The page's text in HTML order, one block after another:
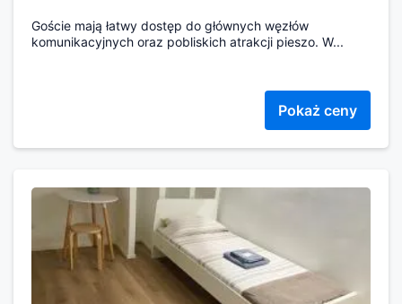
Goście mają łatwy dostęp do głównych węzłów
komunikacyjnych oraz pobliskich atrakcji pieszo. W...
Pokaż ceny